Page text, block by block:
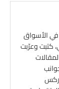
من 10 سنوات في الأسواق
كتبت وعرّبت